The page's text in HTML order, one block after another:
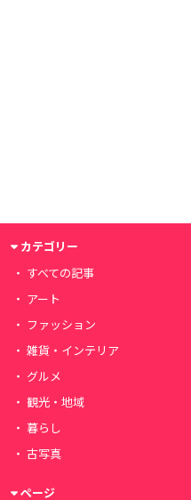
カテゴリー
すべての記事
アート
ファッション
雑貨・インテリア
グルメ
観光・地域
暮らし
古写真
ページ